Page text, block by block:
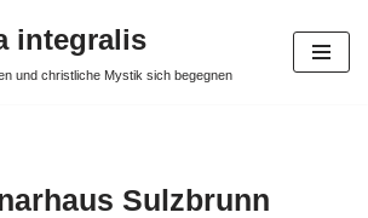
integralis
und christliche Mystik sich begegnen
Sulzbrunn